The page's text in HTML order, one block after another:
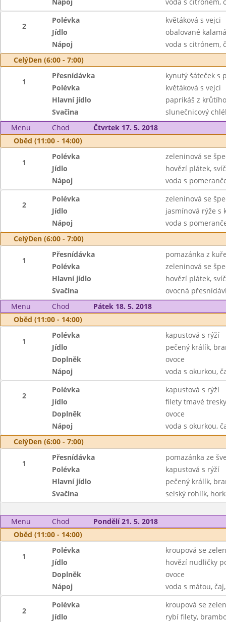
2
Polévka
květáková s vejci
Jídlo
obalované
Nápoj
voda s citrónem,
CelýDen (6:00 - 7:00)
1
Přesnídávka
kynutý šáteček s
Polévka
květáková s vejci
Hlavní jídlo
paprikáš z
Svačina
slunečnicový
Menu
Chod
Čtvrtek 17. 5. 2018
Oběd (11:00 - 14:00)
1
Polévka
zeleninová se
Jídlo
hovězí plátek,
Nápoj
voda s
2
Polévka
zeleninová se
Jídlo
jasmínová rýže s
Nápoj
voda s
CelýDen (6:00 - 7:00)
1
Přesnídávka
pomazánka z
Polévka
zeleninová se
Hlavní jídlo
hovězí plátek,
Svačina
ovocná
Menu
Chod
Pátek 18. 5. 2018
Oběd (11:00 - 14:00)
1
Polévka
kapustová s rýží
Jídlo
pečený králík,
Doplněk
ovoce
Nápoj
voda s okurkou,
2
Polévka
kapustová s rýží
Jídlo
filety tmavé
Doplněk
ovoce
Nápoj
voda s okurkou,
CelýDen (6:00 - 7:00)
1
Přesnídávka
pomazánka ze
Polévka
kapustová s rýží
Hlavní jídlo
pečený králík,
Svačina
selský rohlík,
Menu Chod
Pondělí 21. 5. 2018
Oběd (11:00 - 14:00)
1
Polévka
kroupová se
Jídlo
hovězí nudličky
Doplněk
ovoce
Nápoj
voda s mátou,
2
Polévka
kroupová se
Jídlo
rybí filety,